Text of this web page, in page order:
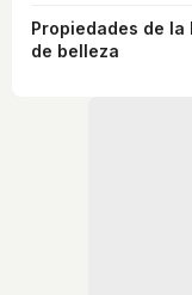
Propiedades de
de belleza